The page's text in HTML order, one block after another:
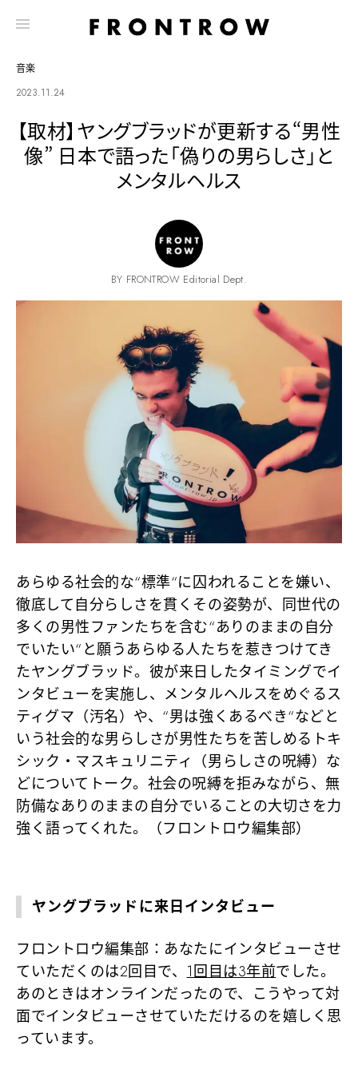
音楽
2023.11.24
【取材】ヤングブラッドが更新する“男性
像” 日本で語った「偽りの男らしさ」と
メンタルヘルス
BY FRONTROW Editorial Dept.
あらゆる社会的な“標準“に囚われることを嫌い、
徹底して自分らしさを貫くその姿勢が、同世代の
多くの男性ファンたちを含む“ありのままの自分
でいたい“と願うあらゆる人たちを惹きつけてき
たヤングブラッド。彼が来日したタイミングでイ
ンタビューを実施し、メンタルヘルスをめぐるス
ティグマ（汚名）や、“男は強くあるべき“などと
いう社会的な男らしさが男性たちを苦しめるトキ
シック・マスキュリニティ（男らしさの呪縛）な
どについてトーク。社会の呪縛を拒みながら、無
防備なありのままの自分でいることの大切さを力
強く語ってくれた。（フロントロウ編集部）
ヤングブラッドに来日インタビュー
フロントロウ編集部：あなたにインタビューさせ
ていただくのは2回目で、1回目は3年前でした。
あのときはオンラインだったので、こうやって対
面でインタビューさせていただけるのを嬉しく思
っています。